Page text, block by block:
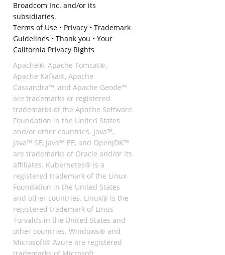
Broadcom Inc. and/or its
subsidiaries.
Terms of Use• Privacy• Trademark
Guidelines • Thank you • Your
California Privacy Rights
Apache®, Apache Tomcat®,
Apache Kafka®, Apache
Cassandra™, and Apache Geode™
are trademarks or registered
trademarks of the Apache Software
Foundation in the United States
and/or other countries. Java™,
Java™ SE, Java™ EE, and OpenJDK™
are trademarks of Oracle and/or its
affiliates. Kubernetes® is a
registered trademark of the Linux
Foundation in the United States
and other countries. Linux® is the
registered trademark of Linus
Torvalds in the United States and
other countries. Windows® and
Microsoft® Azure are registered